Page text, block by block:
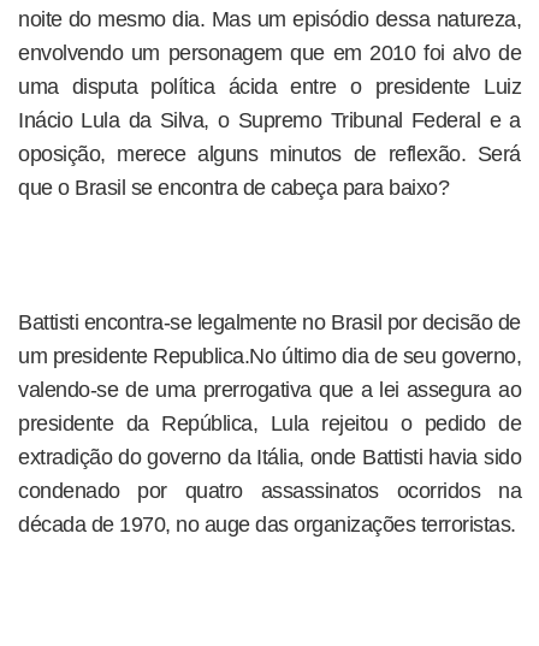
noite do mesmo dia. Mas um episódio dessa natureza,
envolvendo um personagem que em 2010 foi alvo de
uma disputa política ácida entre o presidente Luiz
Inácio Lula da Silva, o Supremo Tribunal Federal e a
oposição, merece alguns minutos de reflexão. Será
que o Brasil se encontra de cabeça para baixo?
Battisti encontra-se legalmente no Brasil por decisão de
um presidente Republica.No último dia de seu governo,
valendo-se de uma prerrogativa que a lei assegura ao
presidente da República, Lula rejeitou o pedido de
extradição do governo da Itália, onde Battisti havia sido
condenado por quatro assassinatos ocorridos na
década de 1970, no auge das organizações terroristas.